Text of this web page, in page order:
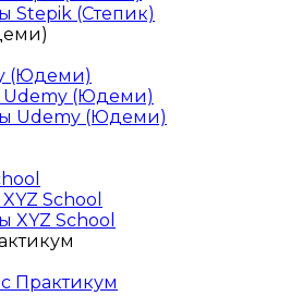
Stepik (Степик)
(Юдеми)
Udemy (Юдеми)
Udemy (Юдеми)
School
XYZ School
Практикум